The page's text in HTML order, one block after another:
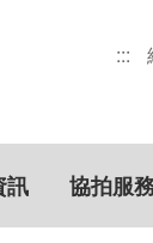
:::
訊 協拍服